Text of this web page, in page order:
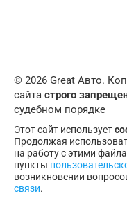
© 2026 Great Авто.
сайта строго
судебном порядке
Этот сайт использует
Продолжая
на работу с этими
пункты
возникновении
связи.